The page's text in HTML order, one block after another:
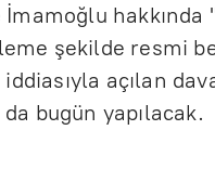
hakkında
şekilde resmi
açılan
bugün yapılacak.